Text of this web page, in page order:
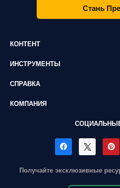
Стань
КОНТЕНТ
ИНСТРУМЕНТЫ
СПРАВКА
КОМПАНИЯ
Получайте эксклюзивные